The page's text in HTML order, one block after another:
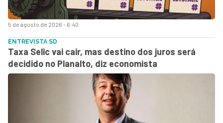
5 de agosto de 2026 - 6:40
ENTREVISTA SD
Taxa Selic vai cair, mas destino dos juros será
decidido no Planalto, diz economista